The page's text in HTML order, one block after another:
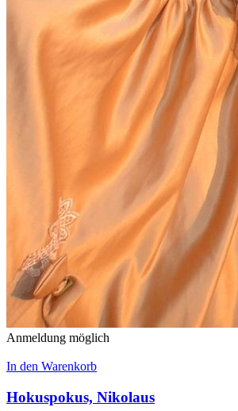
Anmeldung möglich
In den Warenkorb
Hokuspokus, Nikolaus